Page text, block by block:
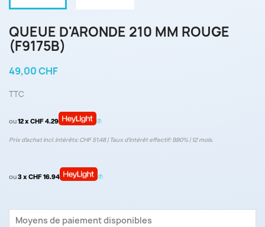
QUEUE D'ARONDE 210 MM ROUGE
(F9175B)
49,00 CHF
TTC
ou12 x CHF 4.29
Prix d’achat incl. intérêts: CHF 51.48 | Taux d‘intérêt effectif: 9.90% | 12 mois.
ou3 x CHF 16.94
Moyens de paiement disponibles